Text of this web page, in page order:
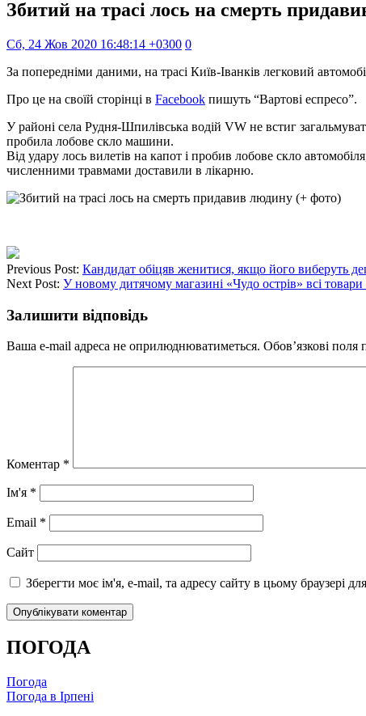
Збитий на трасі лось на смерть
Сб, 24 Жов 2020 16:48:14 +0300 0
За попередніми даними, на трасі Київ-Іванків легковий
Про це на своїй сторінці в Facebook пишуть “Вартові еспресо”.
У районі села Рудня-Шпилівська водій VW не встиг
пробила лобове скло машини.
Від удару лось вилетів на капот і пробив лобове скло
численними травмами доставили в лікарню.
Previous Post: Кандидат обіцяв женитися, якщо його виберуть
Next Post: У новому дитячому магазині «Чудо острів» всі товари
Залишити відповідь
Ваша e-mail адреса не оприлюднюватиметься. Обов’язкові поля
Коментар *
Ім'я *
Email *
Сайт
Зберегти моє ім'я, e-mail, та адресу сайту в цьому браузері
ПОГОДА
Погода
Погода в Ірпені